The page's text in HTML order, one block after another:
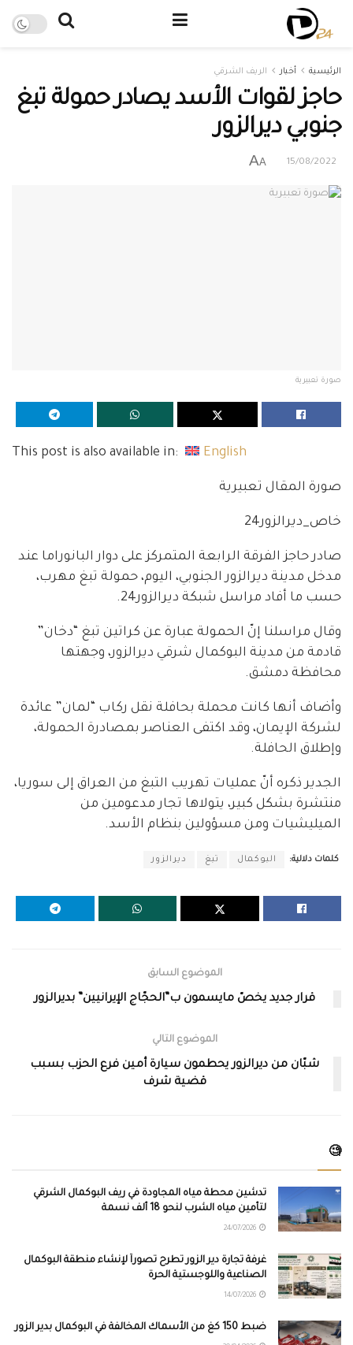
الرئيسية أخبار الريف الشرقي
حاجز لقوات الأسد يصادر حمولة تبغ
جنوبي ديرالزور
15/08/2022
A
A
صورة تعبيرية
This post is also available in: English
صورة المقال تعبيرية
خاص_ديرالزور24
صادر حاجز الفرقة الرابعة المتمركز على دوار البانوراما عند
مدخل مدينة ديرالزور الجنوبي، اليوم، حمولة تبغ مهرب،
حسب ما أفاد مراسل شبكة ديرالزور24.
وقال مراسلنا إنّ الحمولة عبارة عن كراتين تبغ “دخان”
قادمة من مدينة البوكمال شرقي ديرالزور، وجهتها
محافظة دمشق.
وأضاف أنها كانت محملة بحافلة نقل ركاب “لمان” عائدة
لشركة الإيمان، وقد اكتفى العناصر بمصادرة الحمولة،
وإطلاق الحافلة.
الجدير ذكره أنّ عمليات تهريب التبغ من العراق إلى سوريا،
منتشرة بشكل كبير، يتولاها تجار مدعومين من
الميليشيات ومن مسؤولين بنظام الأسد.
كلمات دلالية: البوكمال تبغ ديرالزور
الموضوع السابق
قرار جديد يخصّ مايسمون ب”الحجّاج الإيرانيين” بديرالزور
الموضوع التالي
شبّان من ديرالزور يحطمون سيارة أمين فرع الحزب بسبب
قضية شرف
🧐
تدشين محطة مياه المجاودة في ريف البوكمال الشرقي
لتأمين مياه الشرب لنحو 18 ألف نسمة
غرفة تجارة دير الزور تطرح تصوراً لإنشاء منطقة البوكمال
الصناعية واللوجستية الحرة
ضبط 150 كغ من الأسماك المخالفة في البوكمال بدير الزور